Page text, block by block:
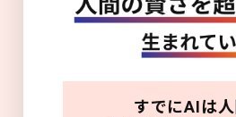
すでにAIは